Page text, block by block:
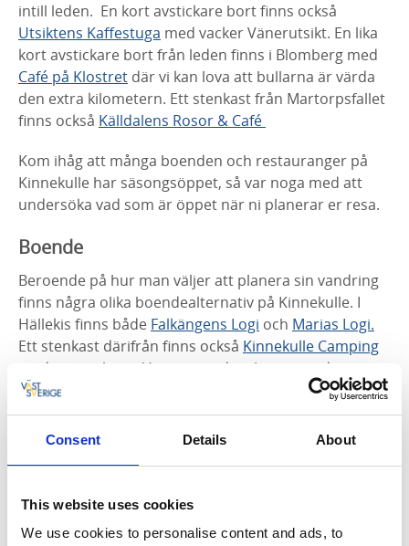
Consent Details About
This website uses cookies
We use cookies to personalise content and ads, to
intill leden. En kort avstickare bort finns också
Utsiktens Kaffestuga med vacker Vänerutsikt. En lika
kort avstickare bort från leden finns i Blomberg med
Café på Klostret där vi kan lova att bullarna är värda
den extra kilometern. Ett stenkast från Martorpsfallet
finns också Källdalens Rosor & Café
Kom ihåg att många boenden och restauranger på
Kinnekulle har säsongsöppet, så var noga med att
undersöka vad som är öppet när ni planerar er resa.
Boende
Beroende på hur man väljer att planera sin vandring
finns några olika boendealternativ på Kinnekulle. I
Hällekis finns både Falkängens Logi och Marias Logi.
Ett stenkast därifrån finns också Kinnekulle Camping
med stugor längs Vänerstranden. Längre söderut
finns Trolmen som också har två boenden med
Fredsberg ettochTrolmens B&B. Med kortare avsteg
från Kinnekulleleden finns på södra Kinnekulle
Slutligen nås ävenPensionat Karlslund